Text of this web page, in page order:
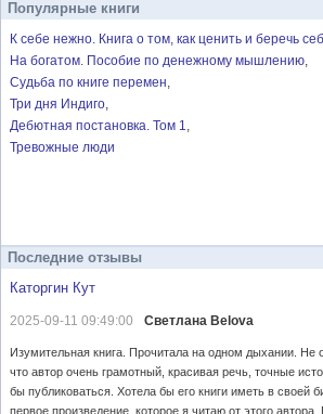
Популярные книги
К себе нежно. Книга о том, как ценить и беречь
На богатом. Пособие по денежному мышлению
Судьба по книге перемен
Три дня Индиго
Дебютная постановка. Том 1
Тревожные люди
Последние отзывы
Каторгин Кут
2025-09-11 09:49:00 Светлана Belova
Изумительная книга. Прочитала на одном дыхании. Не
что автор очень грамотный, красивая речь, точные
бы публиковаться. Хотела бы его книги иметь в своей
первое произведение, которое я читаю от этого автора.